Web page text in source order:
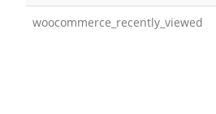
woocommerce_recently_viewed